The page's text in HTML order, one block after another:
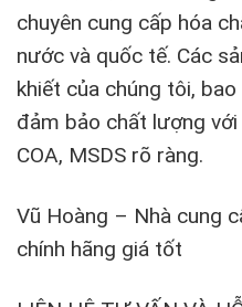
chuyên cung cấp hóa
nước và quốc tế. Các
khiết của chúng tôi,
đảm bảo chất lượng
COA, MSDS rõ ràng.
Vũ Hoàng – Nhà cung
chính hãng giá tốt